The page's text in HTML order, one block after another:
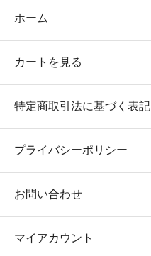
ホーム
カートを見る
特定商取引法に基づく表記
プライバシーポリシー
お問い合わせ
マイアカウント